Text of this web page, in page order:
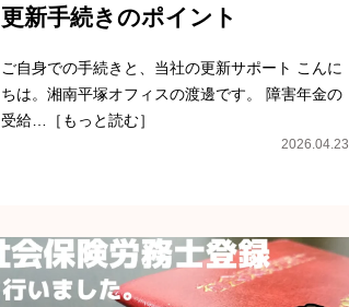
更新手続きのポイント
ご自身での手続きと、当社の更新サポート こんに
ちは。湘南平塚オフィスの渡邊です。 障害年金の
受給…［もっと読む］
2026.04.23